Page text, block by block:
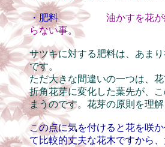
・肥料
油かすを花
らない事。
サツキに対する肥料は、あま
です。
ただ大きな間違いの一つは、
折角花芽に変化した葉先が、
まうのです。花芽の原則を理
この点に気を付けると花を咲
て比較的丈夫な花木ですから